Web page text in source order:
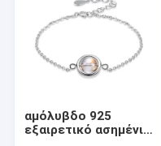
αμόλυβδο 925
εξαιρετικό ασημένιο